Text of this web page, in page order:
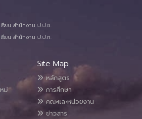
รียน สำนักงาน ป.ป.ช.
รียน สำนักงาน ป.ป.ท.
ม่
Site Map
หลักสูตร
การศึกษา
คณะและหน่วยงาน
ข่าวสาร